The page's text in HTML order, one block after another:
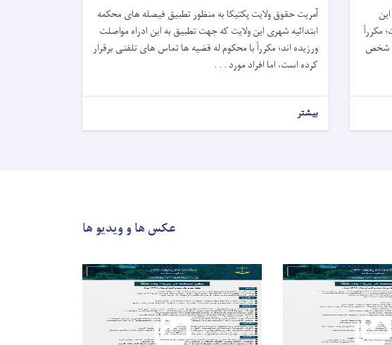
؛ مکرراً
شخص
آمریت حقوق ولایت پکتیکا به منظور تطبیق فیصله های محکمه
ابتدائیه شهری این ولایت که جهت تطبیق به این ادراه مواصلت
ورزیده اند؛ مکرراً با محکوم له قضیه ها تماس های تلفنی برقرار
کرده است، اما افراد مورد . . .
بیشتر
عکس ها و ویدیو ها